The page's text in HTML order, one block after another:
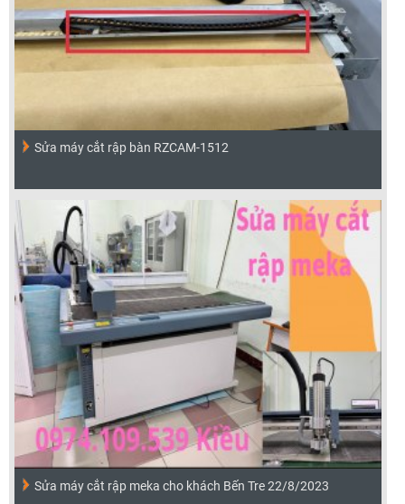
Sửa máy cắt rập bàn RZCAM-1512
Sửa máy cắt rập meka cho khách Bến Tre 22/8/2023